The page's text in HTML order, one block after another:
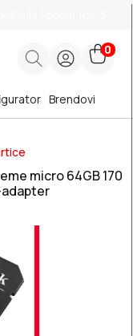
0
Brendovi
micro 64GB 170